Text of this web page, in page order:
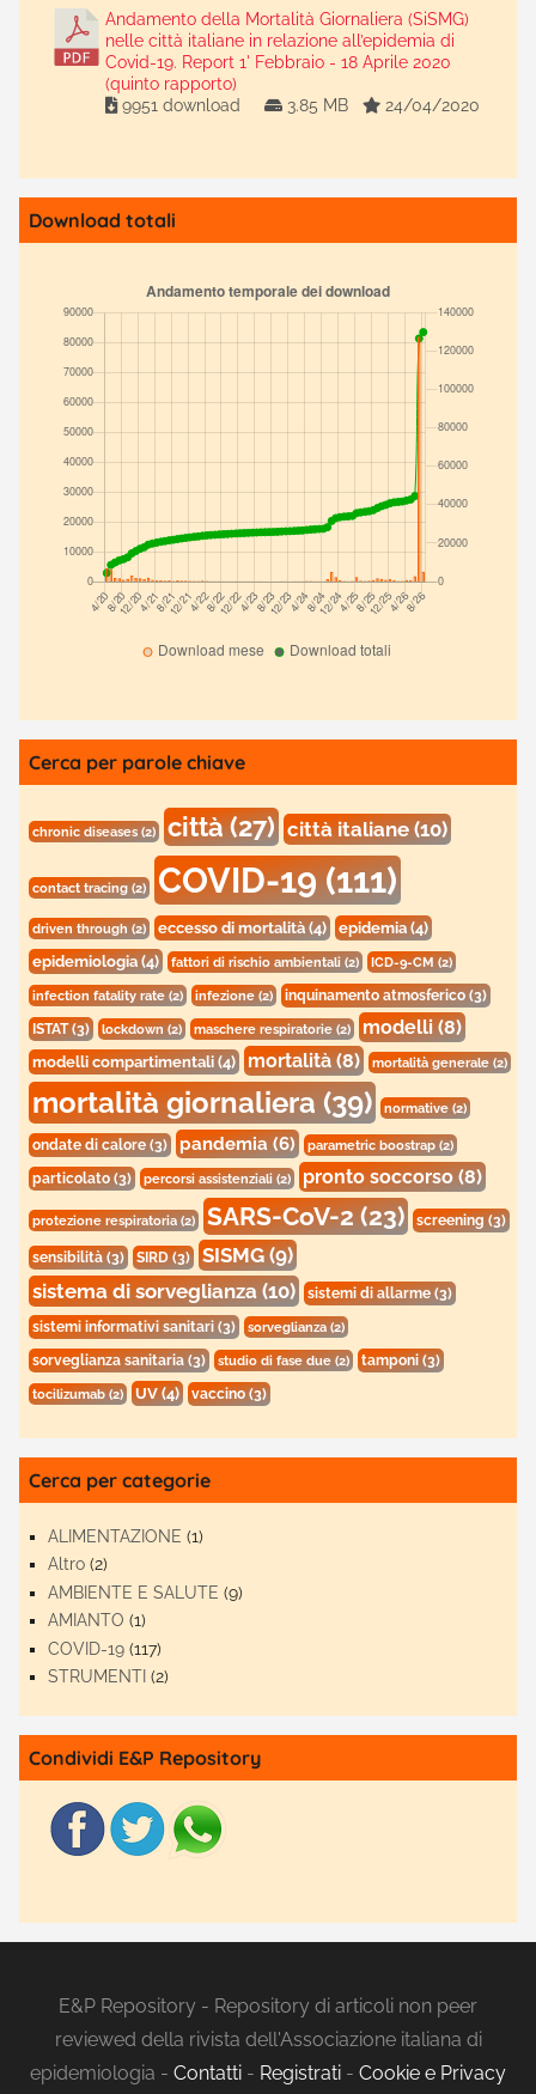
Andamento della Mortalità Giornaliera (SiSMG)
nelle città italiane in relazione all’epidemia di
Covid-19. Report 1' Febbraio - 18 Aprile 2020
(quinto rapporto)
9951 download
3.85 MB 24/04/2020
Download totali
Cerca per parole chiave
chronic diseases(2) città(27) città italiane(10)
contact tracing(2) COVID-19(111)
driven through(2) eccesso di mortalità(4) epidemia(4)
epidemiologia(4) fattori di rischio ambientali (2) ICD-9-CM(2)
infection fatality rate(2) infezione(2) inquinamento atmosferico(3)
ISTAT(3) lockdown(2) maschere respiratorie(2) modelli(8)
modelli compartimentali(4) mortalità(8) mortalità generale(2)
mortalità giornaliera(39) normative(2)
ondate di calore(3) pandemia(6) parametric boostrap(2)
particolato(3) percorsi assistenziali(2) pronto soccorso(8)
protezione respiratoria(2) SARS-CoV-2(23) screening(3)
sensibilità(3) SIRD(3) SISMG(9)
sistema di sorveglianza(10) sistemi di allarme(3)
sistemi informativi sanitari(3) sorveglianza(2)
sorveglianza sanitaria(3) studio di fase due(2) tamponi(3)
tocilizumab(2) UV(4) vaccino(3)
Cerca per categorie
ALIMENTAZIONE (1)
Altro (2)
AMBIENTE E SALUTE (9)
AMIANTO (1)
COVID-19 (117)
STRUMENTI (2)
Condividi E&P Repository
E&P Repository - Repository di articoli non peer
reviewed della rivista dell'Associazione italiana di
epidemiologia - Contatti - Registrati - Cookie e Privacy